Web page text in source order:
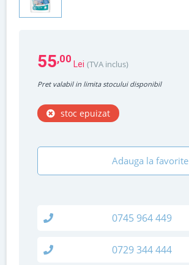
55,00 Lei (TVA inclus)
Pret valabil in limita stocului disponibil
stoc epuizat
Adauga la favorite
0745 964 449
0729 344 444